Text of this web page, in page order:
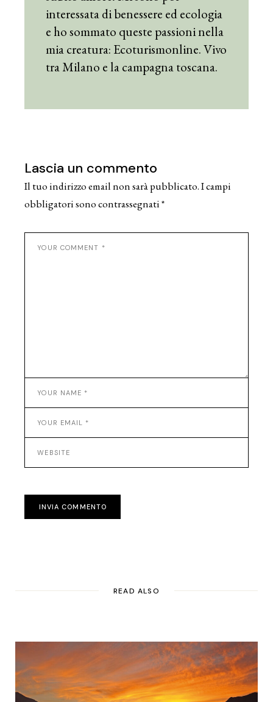
interessata di benessere ed ecologia
e ho sommato queste passioni nella
mia creatura: Ecoturismonline. Vivo
tra Milano e la campagna toscana.
Lascia un commento
Il tuo indirizzo email non sarà pubblicato.I campi
obbligatori sono contrassegnati*
INVIA COMMENTO
READ ALSO